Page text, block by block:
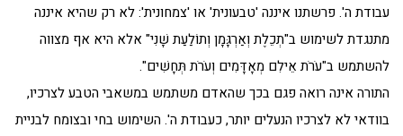
עבודת ה'. פרשתנו איננה 'טבעונית' או 'צמחונית': לא רק שהיא איננה
מתנגדת לשימוש ב"תְכֵלֶת וְאַרְגָּמָן וְתוֹלַעַת שָׁנִי" אלא היא אף מצווה
להשתמש ב"עֹרֹת אֵילִם מְאָדָּמִים וְעֹרֹת תְּחָשִׁים".
התורה אינה רואה פגם בכך שהאדם משתמש במשאבי הטבע לצרכיו,
בוודאי לא לצרכיו הנעלים יותר, כעבודת ה'. השימוש בחי ובצומח לבניית